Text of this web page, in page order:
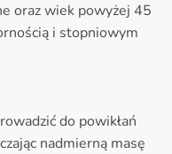
oraz wiek powyżej 45
i stopniowym
do powikłań
nadmierną masę